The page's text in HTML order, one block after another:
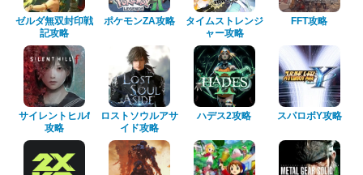
ゼルダ無双封印戦
記攻略
ポケモンZA攻略
タイムストレンジ
ャー攻略
FFT攻略
サイレントヒルf
攻略
ロストソウルアサ
イド攻略
ハデス2攻略 スパロボY攻略